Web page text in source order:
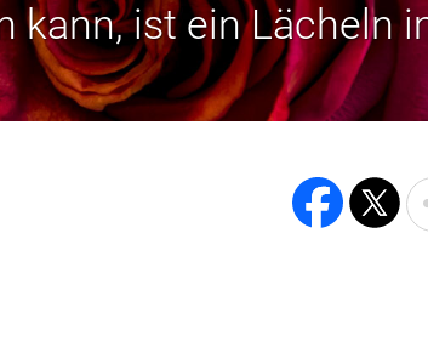
kann, ist ein Lächeln